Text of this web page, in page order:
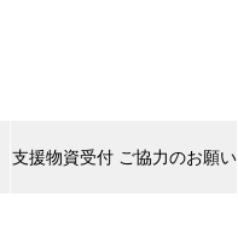
支援物資受付 ご協力のお願い